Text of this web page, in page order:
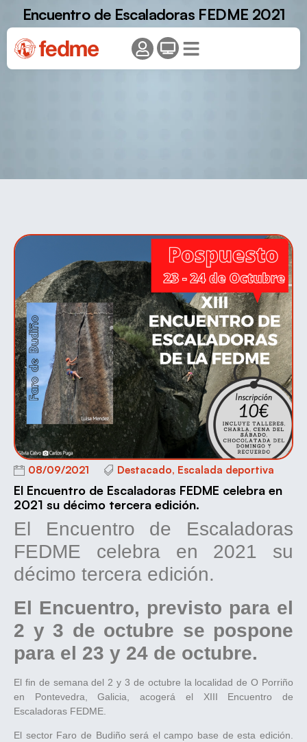
Encuentro de Escaladoras FEDME 2021
08/09/2021 Destacado, Escalada deportiva
El Encuentro de Escaladoras FEDME celebra en
2021 su décimo tercera edición.
El Encuentro de Escaladoras
FEDME celebra en 2021 su
décimo tercera edición.
El Encuentro, previsto para el
2 y 3 de octubre se pospone
para el 23 y 24 de octubre.
El fin de semana del 2 y 3 de octubre la localidad de O Porriño
en Pontevedra, Galicia, acogerá el XIII Encuentro de
Escaladoras FEDME.
El sector Faro de Budiño será el campo base de esta edición.